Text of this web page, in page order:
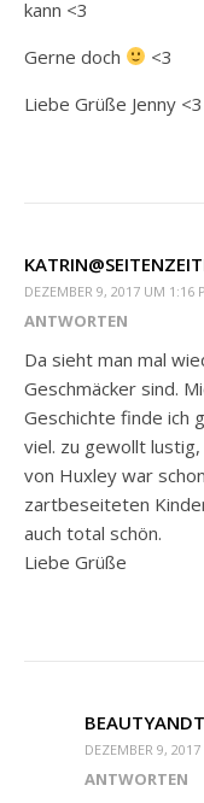
kann <3
Gerne doch
<3
Liebe Grüße Jenny <3
DEZEMBER 9, 2017 UM 1:16
ANTWORTEN
Da sieht man mal
Geschmäcker sind.
Geschichte finde ich
viel. zu gewollt
von Huxley war
zartbeseiteten
auch total schön.
Liebe Grüße
DEZEMBER 9,
ANTWORTEN